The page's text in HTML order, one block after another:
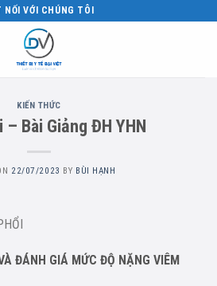
NỐI VỚI CHÚNG TÔI
KIẾN THỨC
– Bài Giảng ĐH YHN
22/07/2023 BY BÙI HẠNH
ĐÁNH GIÁ MỨC ĐỘ NẶNG VIÊM